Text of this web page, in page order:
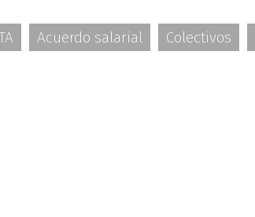
Acuerdo salarial Colectivos